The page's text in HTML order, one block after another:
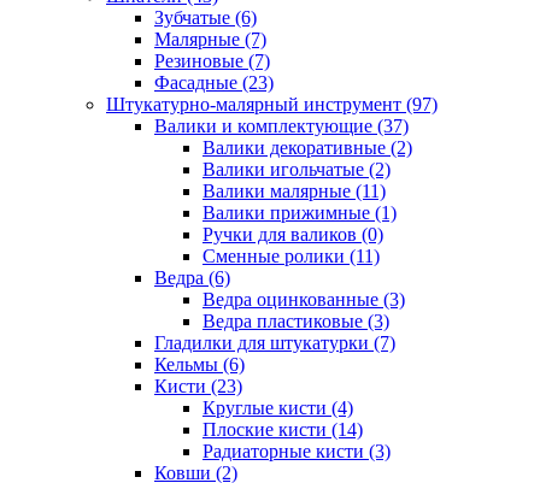
Зубчатые (6)
Малярные (7)
Резиновые (7)
Фасадные (23)
Штукатурно-малярный инструмент (97)
Валики и комплектующие (37)
Валики декоративные (2)
Валики игольчатые (2)
Валики малярные (11)
Валики прижимные (1)
Ручки для валиков (0)
Сменные ролики (11)
Ведра (6)
Ведра оцинкованные (3)
Ведра пластиковые (3)
Гладилки для штукатурки (7)
Кельмы (6)
Кисти (23)
Круглые кисти (4)
Плоские кисти (14)
Радиаторные кисти (3)
Ковши (2)